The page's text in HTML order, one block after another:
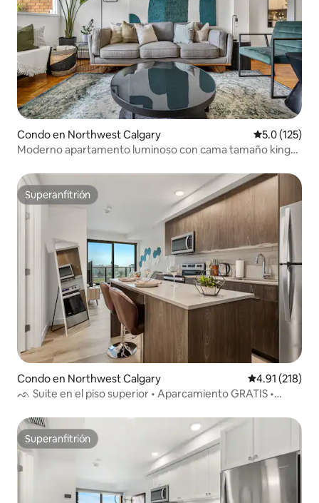
Condo en Northwest Calgary Calificación
5.0 (125)
Moderno apartamento luminoso con cama tamaño king
Superanfitrión
Superanfitrión
Condo en Northwest Calgary Calificación
4.91 (218)
ᨒ Suite en el piso superior • Aparcamiento GRATIS •
Superanfitrión
Superanfitrión